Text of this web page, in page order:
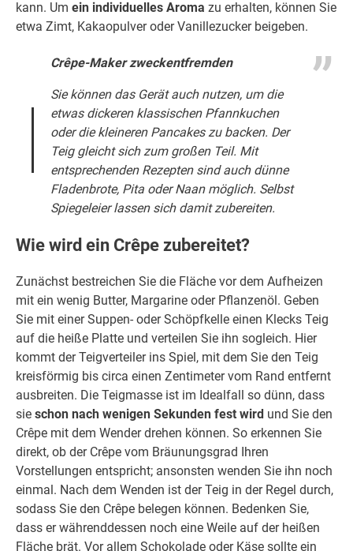
kann. Um ein individuelles Aroma zu erhalten, können Sie
etwa Zimt, Kakaopulver oder Vanillezucker beigeben.
Crêpe-Maker zweckentfremden
Sie können das Gerät auch nutzen, um die
etwas dickeren klassischen Pfannkuchen
oder die kleineren Pancakes zu backen. Der
Teig gleicht sich zum großen Teil. Mit
entsprechenden Rezepten sind auch dünne
Fladenbrote, Pita oder Naan möglich. Selbst
Spiegeleier lassen sich damit zubereiten.
Wie wird ein Crêpe zubereitet?
Zunächst bestreichen Sie die Fläche vor dem Aufheizen
mit ein wenig Butter, Margarine oder Pflanzenöl. Geben
Sie mit einer Suppen- oder Schöpfkelle einen Klecks Teig
auf die heiße Platte und verteilen Sie ihn sogleich. Hier
kommt der Teigverteiler ins Spiel, mit dem Sie den Teig
kreisförmig bis circa einen Zentimeter vom Rand entfernt
ausbreiten. Die Teigmasse ist im Idealfall so dünn, dass
sie schon nach wenigen Sekunden fest wird und Sie den
Crêpe mit dem Wender drehen können. So erkennen Sie
direkt, ob der Crêpe vom Bräunungsgrad Ihren
Vorstellungen entspricht; ansonsten wenden Sie ihn noch
einmal. Nach dem Wenden ist der Teig in der Regel durch,
sodass Sie den Crêpe belegen können. Bedenken Sie,
dass er währenddessen noch eine Weile auf der heißen
Fläche brät. Vor allem Schokolade oder Käse sollte ein